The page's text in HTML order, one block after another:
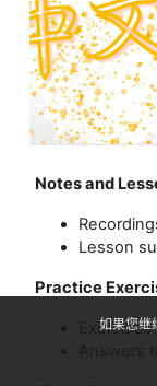
Notes and
Lesson
Practice
Answers
如果您继